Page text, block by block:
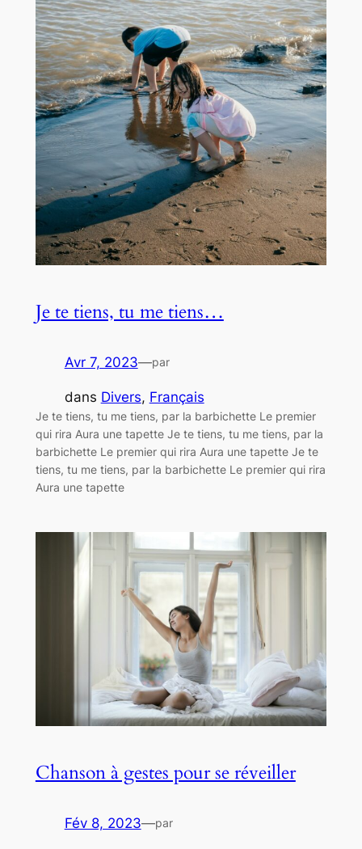
Je te tiens, tu me tiens…
Avr 7, 2023—par
dans Divers, Français
Je te tiens, tu me tiens, par la barbichette Le premier
qui rira Aura une tapette Je te tiens, tu me tiens, par la
barbichette Le premier qui rira Aura une tapette Je te
tiens, tu me tiens, par la barbichette Le premier qui rira
Aura une tapette
Chanson à gestes pour se réveiller
Fév 8, 2023—par